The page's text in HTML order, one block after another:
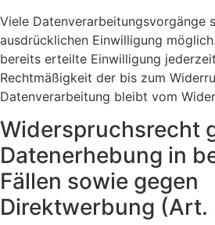
Viele Datenverarbeitungsvorgänge
ausdrücklichen Einwilligung
bereits erteilte Einwilligung
Rechtmäßigkeit der bis zum
Datenverarbeitung bleibt vom
Widerspruchsrecht
Datenerhebung in
Fällen sowie gegen
Direktwerbung (Art.